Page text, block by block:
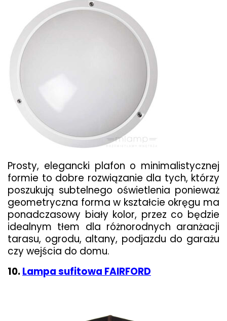
Prosty, elegancki plafon o minimalistycznej
formie to dobre rozwiązanie dla tych, którzy
poszukują subtelnego oświetlenia ponieważ
geometryczna forma w kształcie okręgu ma
ponadczasowy biały kolor, przez co będzie
idealnym tłem dla różnorodnych aranżacji
tarasu, ogrodu, altany, podjazdu do garażu
czy wejścia do domu.
10.Lampa sufitowa FAIRFORD